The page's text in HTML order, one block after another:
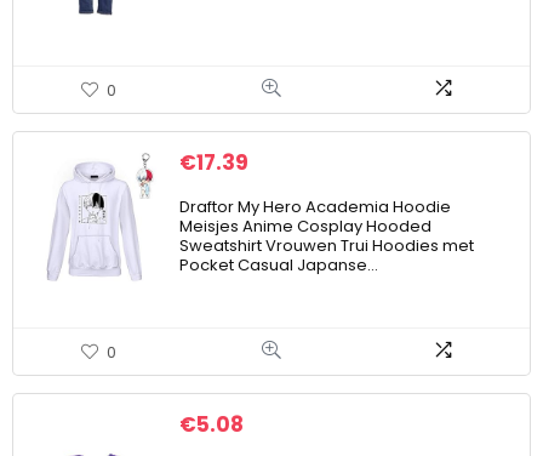
0
€17.39
Draftor My Hero Academia Hoodie
Meisjes Anime Cosplay Hooded
Sweatshirt Vrouwen Trui Hoodies met
Pocket Casual Japanse…
0
€5.08